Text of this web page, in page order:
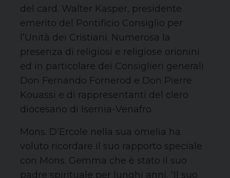
del card. Walter Kasper, presidente
emerito del Pontificio Consiglio per
l’Unità dei Cristiani. Numerosa la
presenza di religiosi e religiose orionini
ed in particolare dei Consiglieri generali
Don Fernando Fornerod e Don Pierre
Kouassi e di rappresentanti del clero
diocesano di Isernia-Venafro.
Mons. D’Ercole nella sua omelia ha
voluto ricordare il suo rapporto speciale
con Mons. Gemma che è stato il suo
padre spirituale per lunghi anni. “Il suo